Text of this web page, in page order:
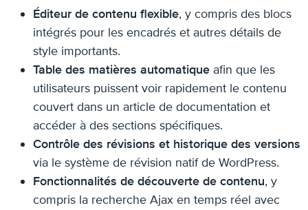
Éditeur de contenu flexible, y compris des blocs
intégrés pour les encadrés et autres détails de
style importants.
Table des matières automatique afin que les
utilisateurs puissent voir rapidement le contenu
couvert dans un article de documentation et
accéder à des sections spécifiques.
Contrôle des révisions et historique des versions
via le système de révision natif de WordPress.
Fonctionnalités de découverte de contenu, y
compris la recherche Ajax en temps réel avec